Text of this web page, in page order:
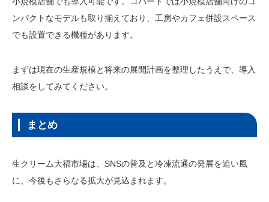
ンパクトなモデルも取り揃えており、工房やカフェ併設スペース
でも設置できる機種があります。
まずは現在の生産規模と将来の展開計画を整理したうえで、導入
相談をしてみてください。
まとめ
生クリーム大福市場は、SNSの普及と冷凍流通の発展を追い風
に、今後もさらなる拡大が見込まれます。